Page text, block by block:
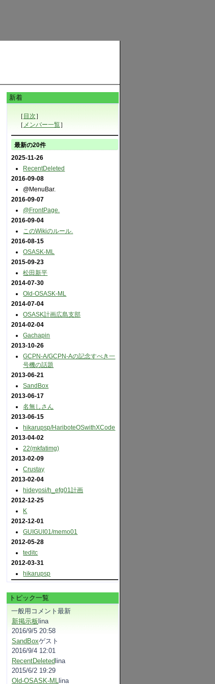
新着
［ 目次 ］
［ メンバー一覧］
最新の20件
2025-11-26
RecentDeleted
2016-09-08
@MenuBar.
2016-09-07
@FrontPage.
2016-09-04
このWikiのルール.
2016-08-15
OSASK-ML
2015-09-23
松田新平
2014-07-30
Old-OSASK-ML
2014-07-04
OSASK計画広島支部
2014-02-04
Gachapin
2013-10-26
GCPN-A​/GCPN-Aの記念すべき一
号機の話題
2013-06-21
SandBox
2013-06-17
名無しさん
2013-06-15
hikarupsp​/HariboteOSwithXCode
2013-04-02
22(mkfatimg)
2013-02-09
Crustay
2013-02-04
hideyosi​/h_efg01計画
2012-12-25
K
2012-12-01
GUIGUI01​/memo01
2012-05-28
teditc
2012-03-31
hikarupsp
トピック一覧
一般用コメント最新
新掲示板 lina
2016/9/5 20:58
SandBoxゲスト
2016/9/4 12:01
RecentDeleted lina
2015/6/2 19:29
Old-OSASK-ML lina